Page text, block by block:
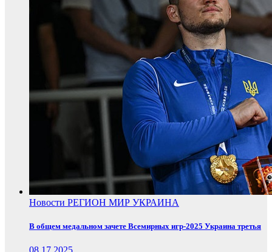
Новости РЕГИОН МИР УКРАИНА
В общем медальном зачете Всемирных игр-2025 Украина третья
08.17.2025